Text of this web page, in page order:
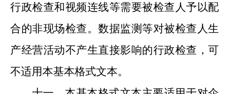
行政检查和视频连线等需要被检查人予以配
合的非现场检查。数据监测等对被检查人生
产经营活动不产生直接影响的行政检查 ，可
不适用本基本格式文本。